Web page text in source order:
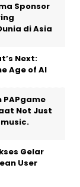
Sponsor
di Asia
Next:
Age of AI
PAPgame
Not Just
Gelar
User